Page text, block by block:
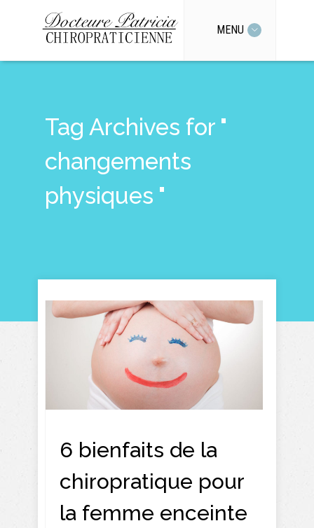
MENU
Tag Archives for "
changements
physiques "
6 bienfaits de la
chiropratique pour
la femme enceinte